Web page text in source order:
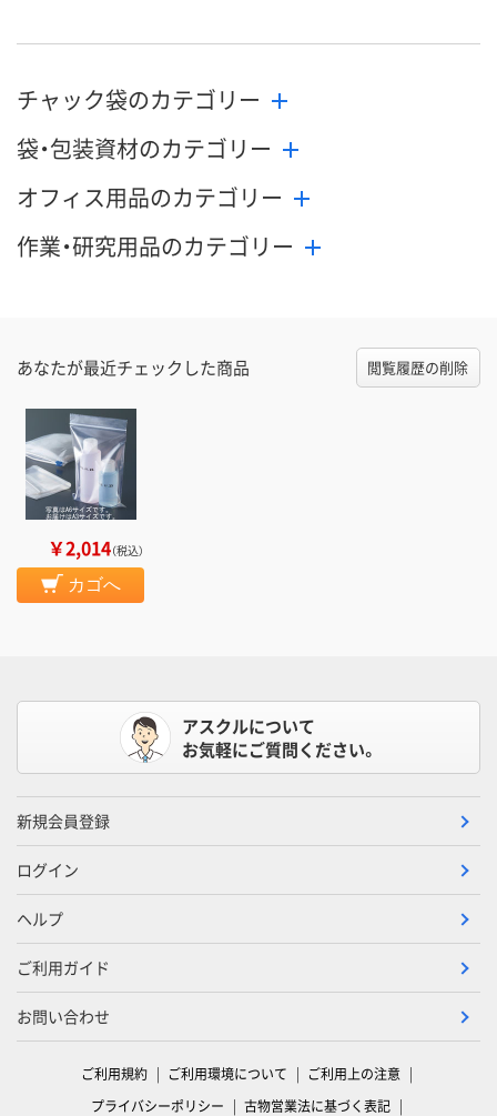
チャック袋のカテゴリー
袋・包装資材のカテゴリー
オフィス用品のカテゴリー
作業・研究用品のカテゴリー
あなたが最近チェックした商品 閲覧履歴の削除
￥2,014（税込）
カゴへ
アスクルについて
お気軽にご質問ください。
新規会員登録
ログイン
ヘルプ
ご利用ガイド
お問い合わせ
ご利用規約 ご利用環境について
ご利用上の注意
プライバシーポリシー
古物営業法に基づく表記